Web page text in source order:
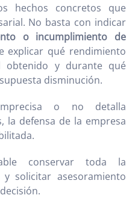
hechos concretos que
No basta con indicar
o incumplimiento de
explicar qué rendimiento
obtenido y durante qué
disminución.
o no detalla
la defensa de la empresa
conservar toda la
solicitar asesoramiento